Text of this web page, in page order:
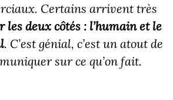
Certains arrivent très
les deux côtés : l’humain et le
. C’est génial, c’est un atout de
sur ce qu’on fait.